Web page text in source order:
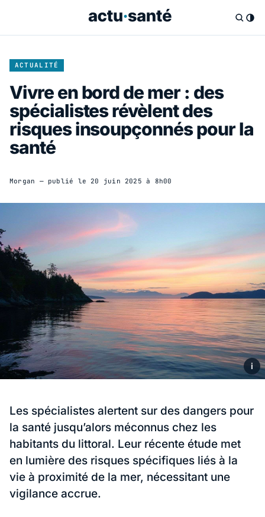
ACTUALITÉ
Vivre en bord de mer : des
spécialistes révèlent des
risques insoupçonnés pour la
santé
Morgan — publié le 20 juin 2025 à 8h00
i
Les spécialistes alertent sur des dangers pour
la santé jusqu’alors méconnus chez les
habitants du littoral. Leur récente étude met
en lumière des risques spécifiques liés à la
vie à proximité de la mer, nécessitant une
vigilance accrue.